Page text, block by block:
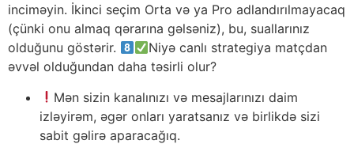
inciməyin. İkinci seçim Orta və ya Pro adlandırılmayacaq
(çünki onu almaq qərarına gəlsəniz), bu, suallarınız
olduğunu göstərir.
Niyə canlı strategiya matçdan
əvvəl olduğundan daha təsirli olur?
Mən sizin kanalınızı və mesajlarınızı daim
izləyirəm, əgər onları yaratsanız və birlikdə sizi
sabit gəlirə aparacağıq.